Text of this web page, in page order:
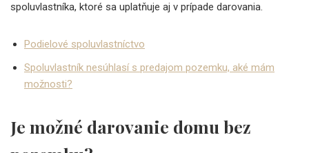
spoluvlastníka, ktoré sa uplatňuje aj v prípade darovania.
Podielové spoluvlastníctvo
Spoluvlastník nesúhlasí s predajom pozemku, aké mám
možnosti?
Je možné darovanie domu bez